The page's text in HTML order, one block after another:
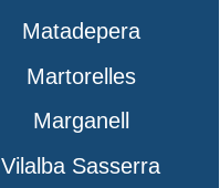
Matadepera
Martorelles
Marganell
Vilalba Sasserra